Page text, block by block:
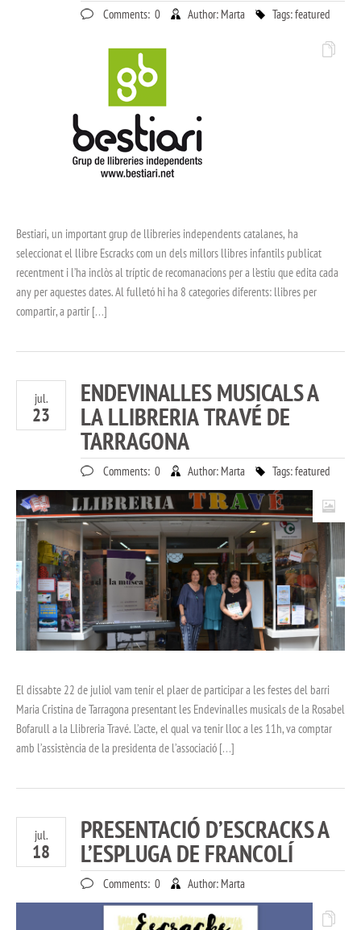
Comments: 0 Author: Marta Tags:featured
Bestiari, un important grup de llibreries independents catalanes, ha
seleccionat el llibre Escracks com un dels millors llibres infantils publicat
recentment i l’ha inclòs al tríptic de recomanacions per a l’estiu que edita cada
any per aquestes dates. Al fulletó hi ha 8 categories diferents: llibres per
compartir, a partir […]
jul.
23
ENDEVINALLES MUSICALS A
LA LLIBRERIA TRAVÉ DE
TARRAGONA
Comments: 0 Author: Marta Tags:featured
El dissabte 22 de juliol vam tenir el plaer de participar a les festes del barri
Maria Cristina de Tarragona presentant les Endevinalles musicals de la Rosabel
Bofarull a la Llibreria Travé. L’acte, el qual va tenir lloc a les 11h, va comptar
amb l’assistència de la presidenta de l’associació […]
jul.
18
PRESENTACIÓ D’ESCRACKS A
L’ESPLUGA DE FRANCOLÍ
Comments: 0 Author: Marta